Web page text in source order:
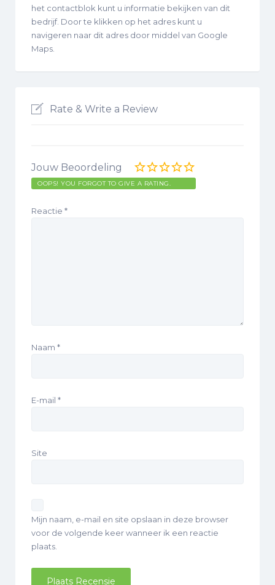
het contactblok kunt u informatie bekijken van dit
bedrijf. Door te klikken op het adres kunt u
navigeren naar dit adres door middel van Google
Maps.
Rate & Write a Review
Jouw Beoordeling
OOPS! YOU FORGOT TO GIVE A RATING.
Reactie *
Naam *
E-mail *
Site
Mijn naam, e-mail en site opslaan in deze browser
voor de volgende keer wanneer ik een reactie
plaats.